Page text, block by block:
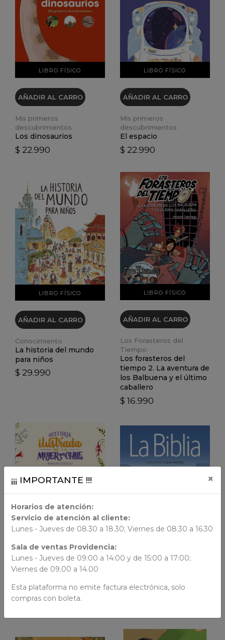
LIBRO FÍSICO
VER DETALLES
AÑADIR AL CARRO
Mis primeros
descubrimientos
Los dinosaurios
$ 22.990
LIBRO FÍSICO
VER DETALLES
AÑADIR AL CARRO
Mis primeros
descubrimientos
El espacio
$ 22.990
LIBRO FÍSICO
VER DETALLES
AÑADIR AL CARRO
Conocimiento
La historia del mundo
para niños
$ 29.990
LIBRO FÍSICO
VER DETALLES
AÑADIR AL CARRO
Los Forasteros del
Tiempo
Los forasteros del
tiempo 2. La aventura de
los Balbuena y el último
caballero
$ 16.990
LIBRO FÍSICO
VER DETALLES
AÑADIR AL CARRO
Pequeño Ciudadano
mujer en Chile
$ 18.990
AÑADIR AL CARRO
Biblia infantil
¡¡¡ IMPORTANTE !!! ×
Horarios de atención:
Servicio de atención al cliente:
Lunes - Jueves de 08.30 a 18.30; Viernes de 08.30 a 16.30
Sala de ventas Providencia:
Lunes - Jueves de 09:00 a 14:00 y de 15:00 a 17:00;
Viernes de 09.00 a 14.00
Esta plataforma no emite factura electrónica, solo
compras con boleta.